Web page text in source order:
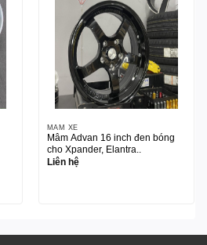
MÂM XE
Mâm Advan 16 inch đen bóng
cho Xpander, Elantra..
Liên hệ